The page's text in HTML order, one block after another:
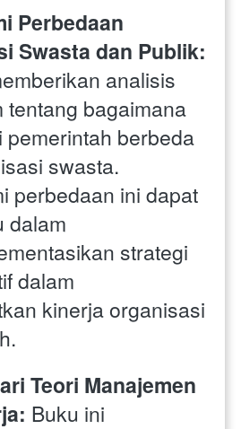
Perbedaan
Swasta dan Publik:
analisis
tentang bagaimana
pemerintah berbeda
swasta.
perbedaan ini dapat
dalam
strategi
dalam
kinerja organisasi
Teori Manajemen
Buku ini